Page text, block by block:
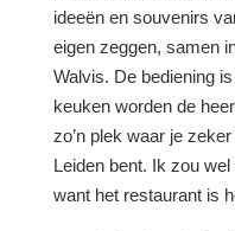
ideeën en souvenirs
eigen zeggen, samen
Walvis. De bediening
keuken worden de
zo’n plek waar je
Leiden bent. Ik zou
want het restaurant is